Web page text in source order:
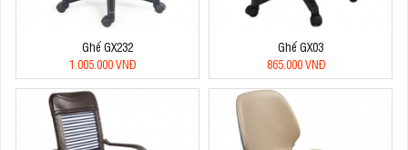
Ghế GX232
1.005.000 VNĐ
Ghế GX03
865.000 VNĐ